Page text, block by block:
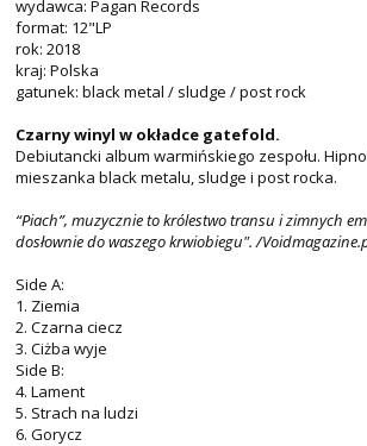
wydawca: Pagan Records
format: 12"LP
rok: 2018
kraj: Polska
gatunek: black metal / sludge / post rock
Czarny winyl w okładce gatefold.
Debiutancki album warmińskiego zespołu.
mieszanka black metalu, sludge i post rocka.
“Piach”, muzycznie to królestwo transu i zimnych
dosłownie do waszego krwiobiegu". /
Side A:
1. Ziemia
2. Czarna ciecz
3. Ciżba wyje
Side B:
4. Lament
5. Strach na ludzi
6. Gorycz